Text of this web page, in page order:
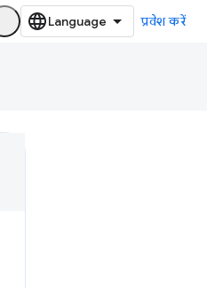
प्रवेश करें